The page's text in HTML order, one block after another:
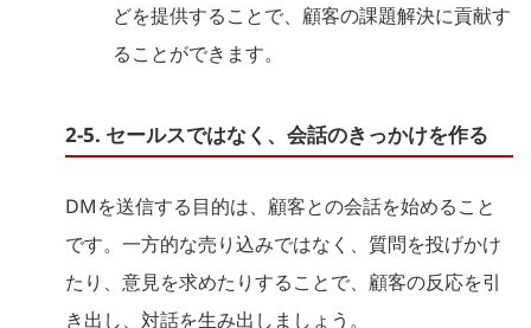
どを提供することで、顧客の課題解決に貢献す
ることができます。
2-5. セールスではなく、会話のきっかけを作る
DMを送信する目的は、顧客との会話を始めること
です。一方的な売り込みではなく、質問を投げかけ
たり、意見を求めたりすることで、顧客の反応を引
き出し、対話を生み出しましょう。